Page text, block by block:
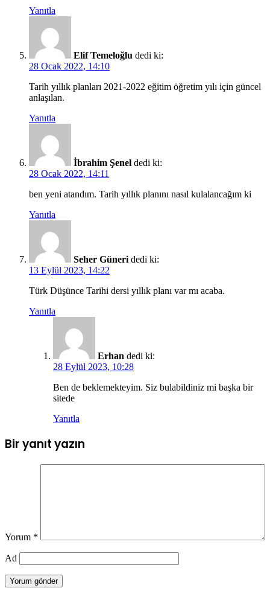
Yanıtla
Elif Temeloğlu dedi ki:
28 Ocak 2022, 14:10
Tarih yıllık planları 2021-2022 eğitim öğretim yılı için güncel
anlaşılan.
Yanıtla
İbrahim Şenel dedi ki:
28 Ocak 2022, 14:11
ben yeni atandım. Tarih yıllık planını nasıl kulalancağım ki
Yanıtla
Seher Güneri dedi ki:
13 Eylül 2023, 14:22
Türk Düşünce Tarihi dersi yıllık planı var mı acaba.
Yanıtla
Erhan dedi ki:
28 Eylül 2023, 10:28
Ben de beklemekteyim. Siz bulabildiniz mi başka bir
sitede
Yanıtla
Bir yanıt yazın
Yorum *
Ad